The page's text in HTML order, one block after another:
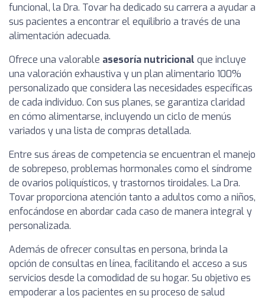
funcional, la Dra. Tovar ha dedicado su carrera a ayudar a
sus pacientes a encontrar el equilibrio a través de una
alimentación adecuada.
Ofrece una valorable asesoría nutricional que incluye
una valoración exhaustiva y un plan alimentario 100%
personalizado que considera las necesidades específicas
de cada individuo. Con sus planes, se garantiza claridad
en cómo alimentarse, incluyendo un ciclo de menús
variados y una lista de compras detallada.
Entre sus áreas de competencia se encuentran el manejo
de sobrepeso, problemas hormonales como el síndrome
de ovarios poliquísticos, y trastornos tiroidales. La Dra.
Tovar proporciona atención tanto a adultos como a niños,
enfocándose en abordar cada caso de manera integral y
personalizada.
Además de ofrecer consultas en persona, brinda la
opción de consultas en línea, facilitando el acceso a sus
servicios desde la comodidad de su hogar. Su objetivo es
empoderar a los pacientes en su proceso de salud